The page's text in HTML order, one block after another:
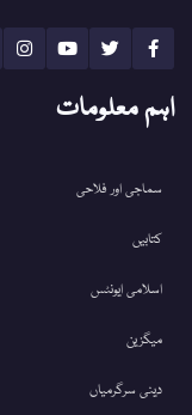
اہم معلومات
سماجی اور فلاحی
کتابیں
اسلامی ایونٹس
میگزین
دینی سرگرمیاں